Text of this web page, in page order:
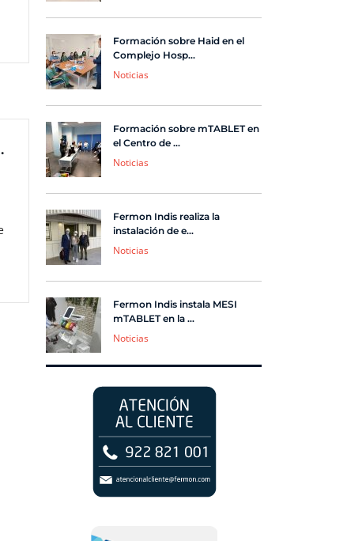
para la Vida
Formación sobre Haid en el
Complejo Hosp...
Noticias
Formación sobre mTABLET en
el Centro de ...
Noticias
Fermon Indis realiza la
instalación de e...
Noticias
Fermon Indis instala MESI
mTABLET en la ...
Noticias